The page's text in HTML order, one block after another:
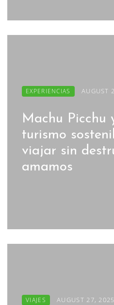
EXPERIENCIAS AUGUST
Machu Picchu
turismo
viajar sin
amamos
VIAJES AUGUST 27, 2025